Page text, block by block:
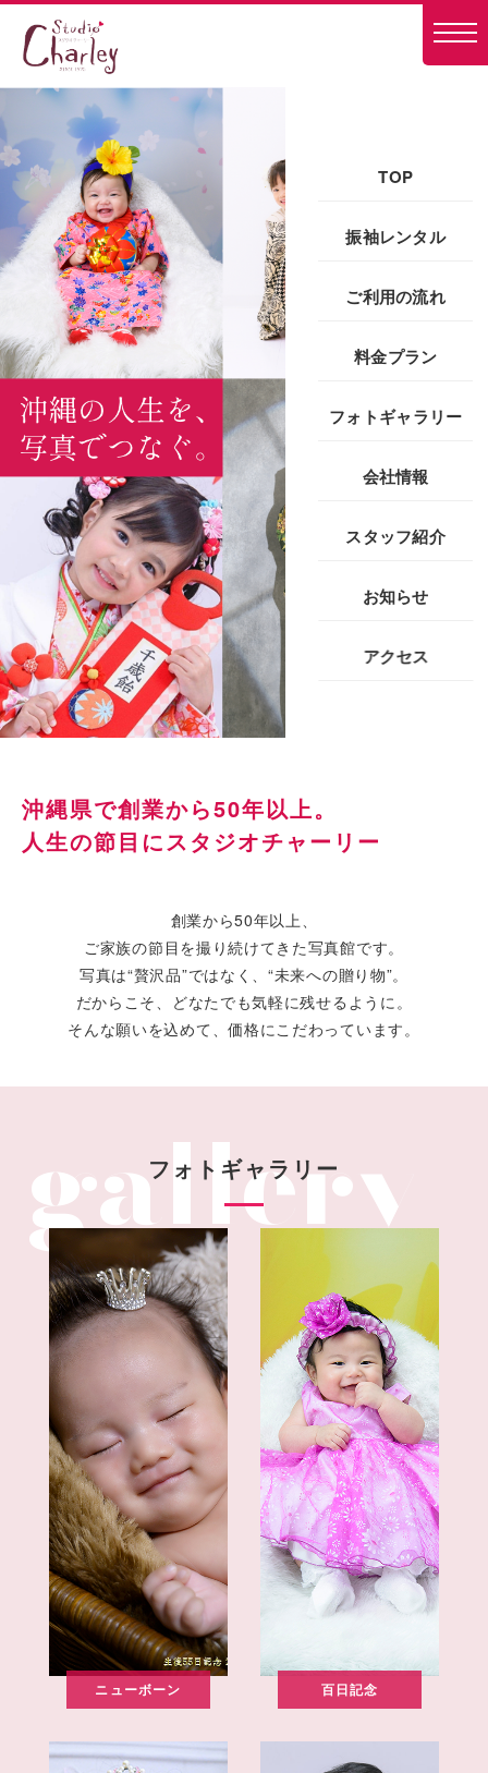
TOP
振袖レンタル
ご利用の流れ
料金プラン
フォトギャラリー
会社情報
スタッフ紹介
お知らせ
アクセス
沖縄県で創業から50年以上。
人生の節目にスタジオチャーリー
創業から50年以上、
ご家族の節目を撮り続けてきた写真館です。
写真は“贅沢品”ではなく、“未来への贈り物”。
だからこそ、どなたでも気軽に残せるように。
そんな願いを込めて、価格にこだわっています。
フォトギャラリー
ニューボーン 百日記念